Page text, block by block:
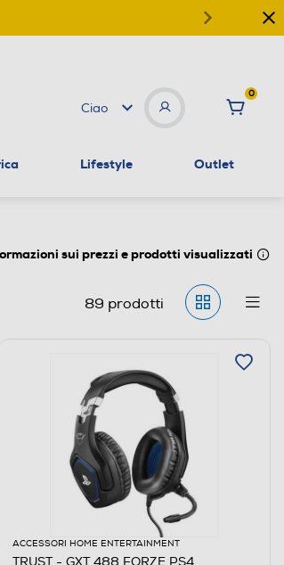
Ciao
0
Lifestyle Outlet
sui prezzi e prodotti visualizzati
89 prodotti
ACCESSORI HOME ENTERTAINMENT
TRUST - GXT 488 FORZE PS4